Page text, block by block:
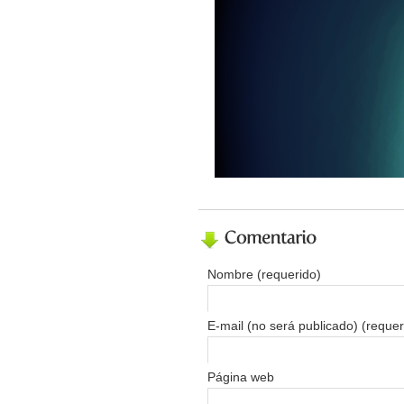
Nombre (requerido)
E-mail (no será publicado)
Página web